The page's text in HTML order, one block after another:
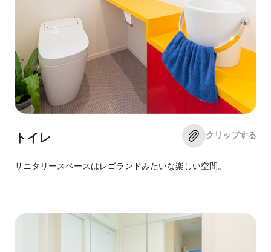
トイレ
サニタリースペースはレゴランドみたいな楽しい空間。
クリップする